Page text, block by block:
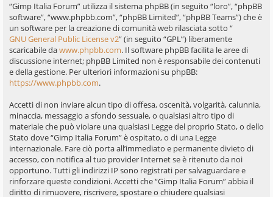
“Gimp Italia Forum” utilizza il sistema phpBB (in seguito “loro”, “phpBB
software”, “www.phpbb.com”, “phpBB Limited”, “phpBB Teams”) che è
un software per la creazione di comunità web rilasciata sotto “
GNU General Public License v2” (in seguito “GPL”) liberamente
scaricabile dawww.phpbb.com. Il software phpBB facilita le aree di
discussione internet; phpBB Limited non è responsabile dei contenuti
e della gestione. Per ulteriori informazioni su phpBB:
https://www.phpbb.com.
Accetti di non inviare alcun tipo di offesa, oscenità, volgarità, calunnia,
minaccia, messaggio a sfondo sessuale, o qualsiasi altro tipo di
materiale che può violare una qualsiasi Legge del proprio Stato, o dello
Stato dove “Gimp Italia Forum” è ospitato, o di una Legge
internazionale. Fare ciò porta all’immediato e permanente divieto di
accesso, con notifica al tuo provider Internet se è ritenuto da noi
opportuno. Tutti gli indirizzi IP sono registrati per salvaguardare e
rinforzare queste condizioni. Accetti che “Gimp Italia Forum” abbia il
diritto di rimuovere, riscrivere, spostare o chiudere qualsiasi